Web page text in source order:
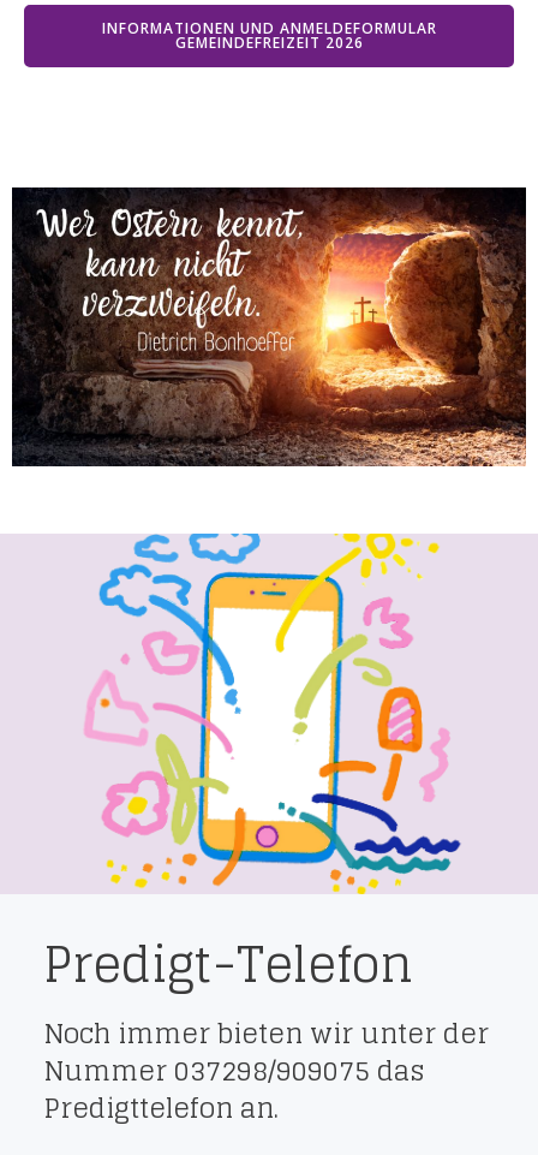
INFORMATIONEN UND ANMELDEFORMULAR
GEMEINDEFREIZEIT 2026
Predigt-Telefon
Noch immer bieten wir unter der
Nummer 037298/909075 das
Predigttelefon an.